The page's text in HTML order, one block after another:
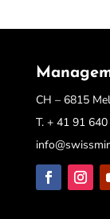
CH – 6815
T. + 41 91